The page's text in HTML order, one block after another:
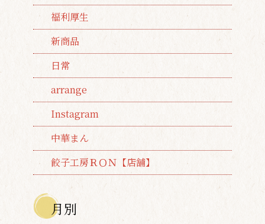
福利厚生
新商品
日常
arrange
Instagram
中華まん
餃子工房ＲＯＮ【店舗】
月別